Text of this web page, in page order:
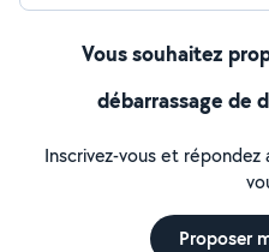
Vous souhaitez
débarrassage de
Inscrivez-vous et
Proposer